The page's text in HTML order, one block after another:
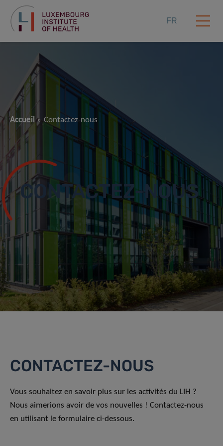
FR
Accueil Contactez-nous
CONTACTEZ-NOUS
CONTACTEZ-NOUS
Vous souhaitez en savoir plus sur les activités du LIH ?
Nous aimerions avoir de vos nouvelles ! Contactez-nous
en utilisant le formulaire ci-dessous.